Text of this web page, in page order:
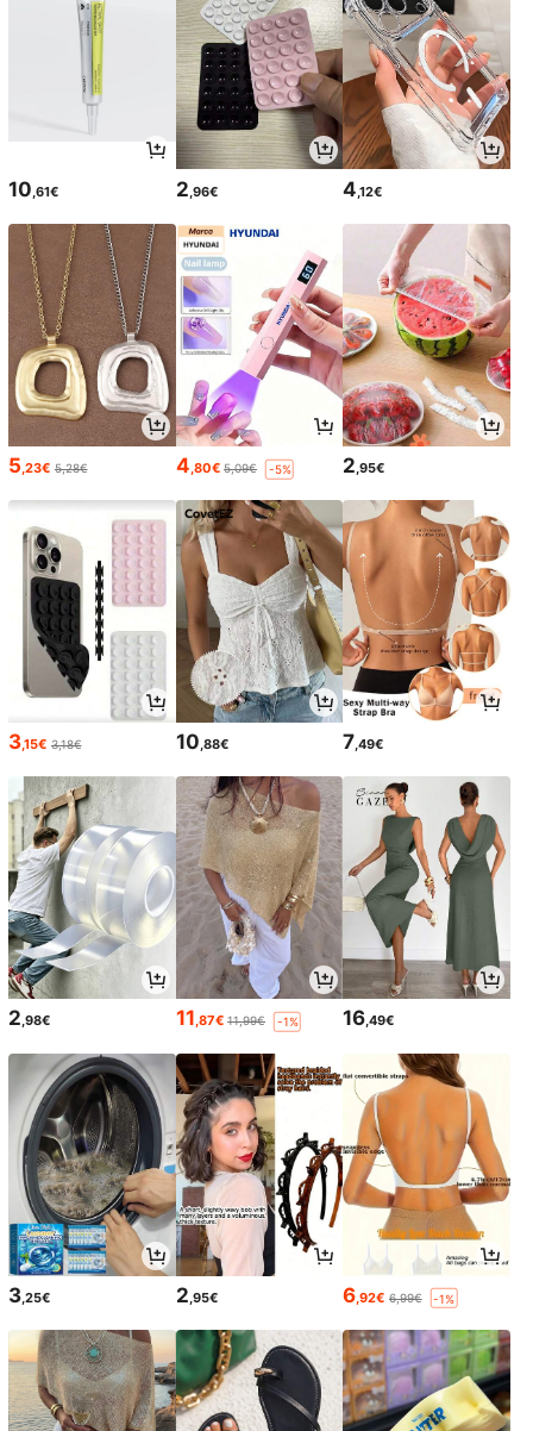
10 ,61€ 2 ,96€ 4 ,12€
5,23€ 5,28€ 4,80€ 5,09€ -5% 2,95€
3,15€ 3,18€ 10,88€ 7,49€
2,98€ 11,87€ 11,99€ -1% 16,49€
3 ,25€ 2 ,95€ 6 ,92€ 6,99€ -1%